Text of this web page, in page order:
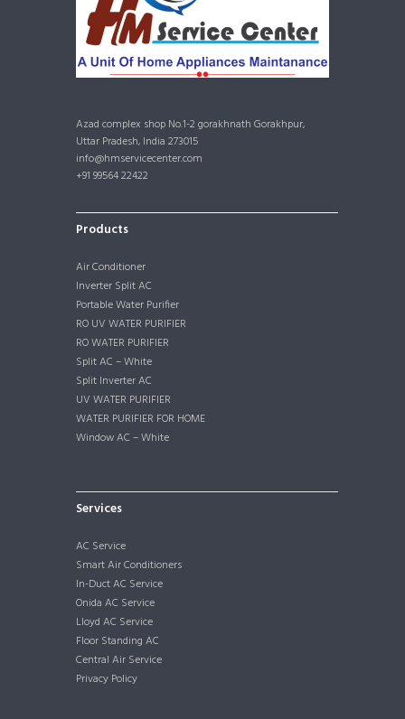
Azad complex shop No.1-2 gorakhnath Gorakhpur,
Uttar Pradesh, India 273015
info@hmservicecenter.com
+91 99564 22422
Products
Air Conditioner
Inverter Split AC
Portable Water Purifier
RO UV WATER PURIFIER
RO WATER PURIFIER
Split AC – White
Split Inverter AC
UV WATER PURIFIER
WATER PURIFIER FOR HOME
Window AC – White
Services
AC Service
Smart Air Conditioners
In-Duct AC Service
Onida AC Service
Lloyd AC Service
Floor Standing AC
Central Air Service
Privacy Policy